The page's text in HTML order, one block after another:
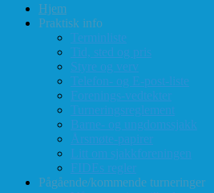
Hjem
Praktisk info
Terminliste
Tid, sted og pris
Styre og verv
Telefon- og E-post-liste
Forenings-vedtekter
Turneringsreglement
Barne- og ungdomssjakk
Årsmøte-papirer
Litt om sjakkforeningen
FIDEs regler
Pågående/kommende turneringer